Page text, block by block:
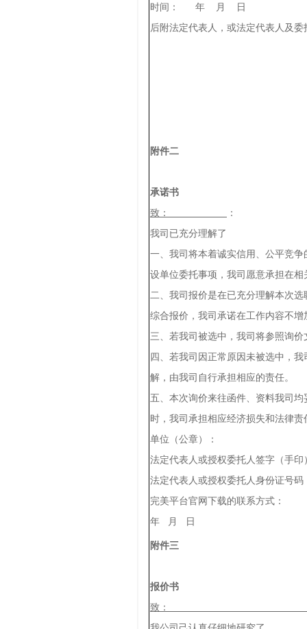
时间： 年 月 日
后附法定代表人，或法定代表人及
附件二
承诺书
致：
：
我司已充分理解了 询价的相
一、我司将本着诚实信用、公平竞
设单位委托事项，我司愿意承担在
二、我司报价是在已充分理解本次
综合报价，我司承诺在工作内容不
三、若我司被选中，我司将参照询
四、若我司因正常原因未被选中，
解，由我司自行承担相应的责任。
五、本次询价来往函件、资料我司
时，我司承担相应经济损失和法律责
单位（公章）
法定代表人或授权委托人签字（手印
法定代表人或授权委托人身份证号码
完美平台官网下载的联系方式：
年 月 日
附件三
报价书
致